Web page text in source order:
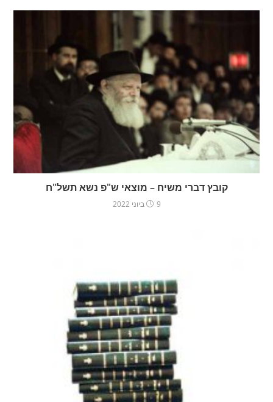
קובץ דברי משיח – מוצאי ש"פ נשא תשל"ח
9 ביוני 2022